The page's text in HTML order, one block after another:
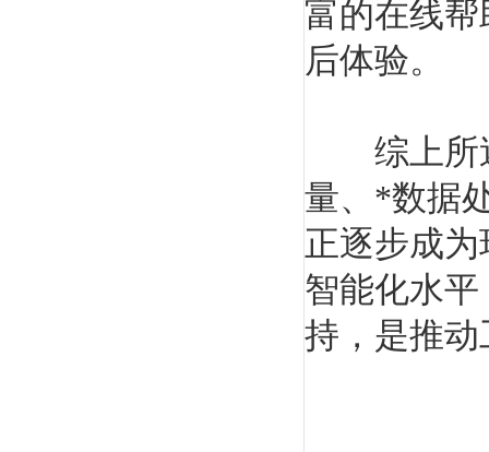
富的在线
后体验。
综上所述
量、*数据
正逐步成
智能化水
持，是推动